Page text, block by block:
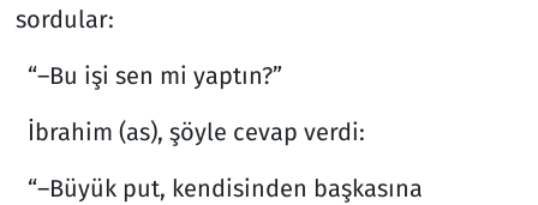
sordular:
“–Bu işi sen mi yaptın?”
İbrahim (as), şöyle cevap verdi:
“–Büyük put, kendisinden başkasına